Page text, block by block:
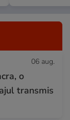
06 aug.
o
transmis